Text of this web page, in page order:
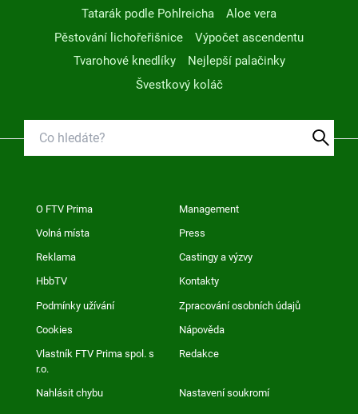
Tatarák podle Pohlreicha
Aloe vera
Pěstování lichořeřišnice
Výpočet ascendentu
Tvarohové knedlíky
Nejlepší palačinky
Švestkový koláč
O FTV Prima Management
Volná místa Press
Reklama Castingy a výzvy
HbbTV Kontakty
Podmínky užívání Zpracování osobních údajů
Cookies Nápověda
Vlastník FTV Prima spol. s
r.o.
Redakce
Nahlásit chybu Nastavení soukromí